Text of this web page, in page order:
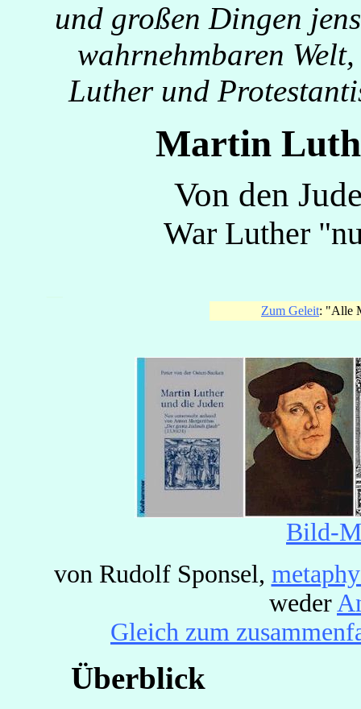
und großen Dingen
wahrnehmbaren
Luther und
Martin
Von den
War Luther
Zum Geleit: "Alle
Bild-
von Rudolf Sponsel,
weder
Gleich zum
Überblick